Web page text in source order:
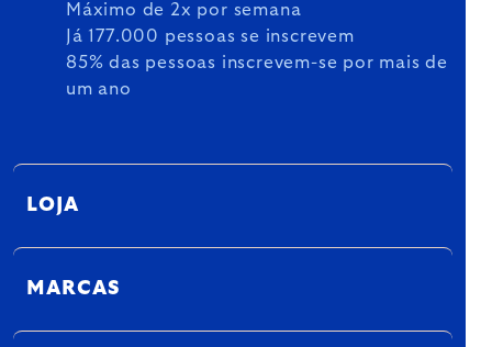
Máximo de 2x por semana
Já 177.000 pessoas se inscrevem
85% das pessoas inscrevem-se por mais de
um ano
LOJA
MARCAS